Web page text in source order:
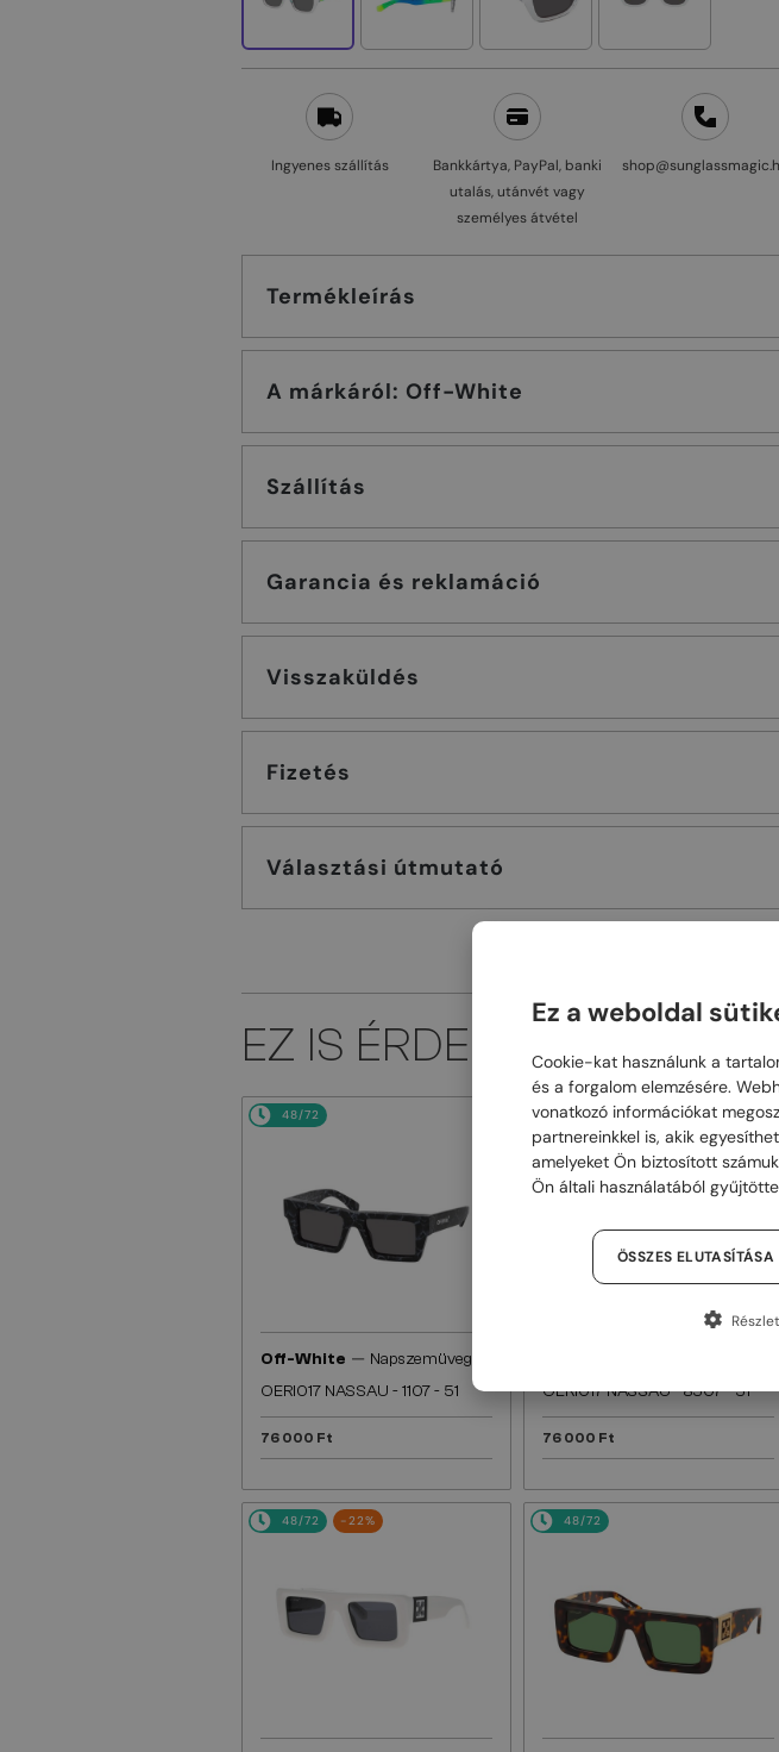
Ingyenes szállítás
Bankkártya, PayPal, banki
utalás, utánvét vagy
személyes átvétel
Termékleírás
A márkáról: Off-White
Szállítás
Garancia és reklamáció
Visszaküldés
Fizetés
Választási útmutató
EZ IS ÉRDEKELHET
48/72
Off-White — Napszemüvegek
OERI017 NASSAU - 1107 - 51
76 000 Ft
48/72
OERI017 NASSAU - 8507 - 51
76 000 Ft
48/72 -22% 48/72
Ez a weboldal
Cookie-kat használunk a
és a forgalom elemzésére.
vonatkozó információkat
partnereinkkel is, akik
amelyeket Ön biztosított
Ön általi használatából
ÖSSZES ELUTASÍTÁSA